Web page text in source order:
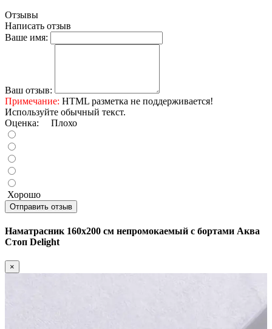
Отзывы
Написать отзыв
Ваше имя:
Ваш отзыв:
Примечание: HTML разметка не поддерживается!
Используйте обычный текст.
Оценка: Плохо
Хорошо
Отправить отзыв
Наматрасник 160х200 см непромокаемый с бортами Аква
Стоп Delight
×